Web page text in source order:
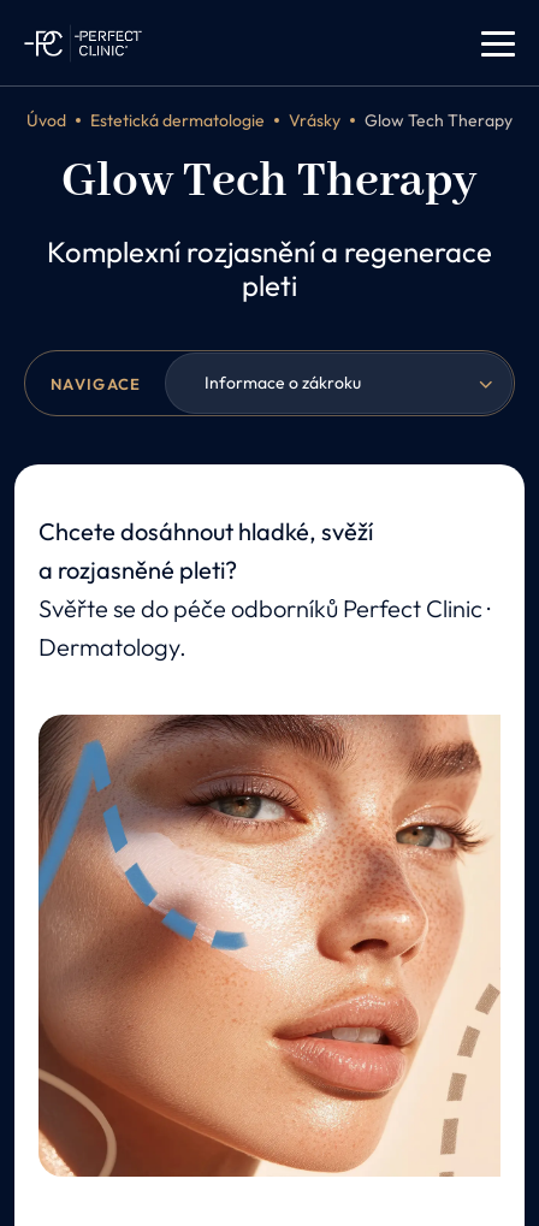
Úvod Estetická dermatologie Vrásky Glow Tech Therapy
Glow Tech Therapy
Komplexní rozjasnění a regenerace
pleti
NAVIGACE Informace o zákroku
Chcete dosáhnout hladké, svěží
a rozjasněné pleti?
Svěřte se do péče odborníků Perfect Clinic ·
Dermatology.